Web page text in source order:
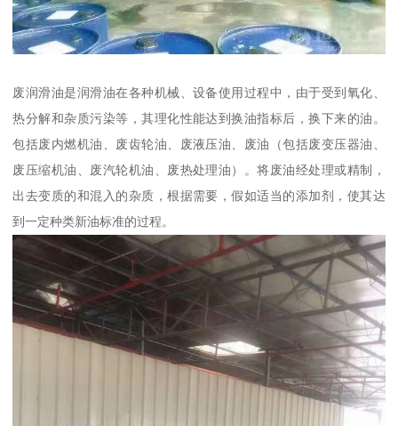
废润滑油是润滑油在各种机械、设备使用过程中，由于受到氧化、
热分解和杂质污染等，其理化性能达到换油指标后，换下来的油。
包括废内燃机油、废齿轮油、废液压油、废油（包括废变压器油、
废压缩机油、废汽轮机油、废热处理油）。将废油经处理或精制，
出去变质的和混入的杂质，根据需要，假如适当的添加剂，使其达
到一定种类新油标准的过程。